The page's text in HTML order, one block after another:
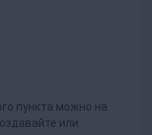
пункта можно на
или